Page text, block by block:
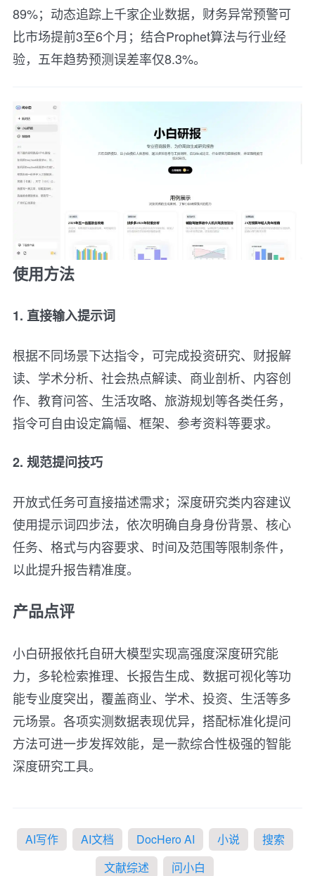
89%；动态追踪上千家企业数据，财务异常预警可
比市场提前3至6个月；结合Prophet算法与行业经
验，五年趋势预测误差率仅8.3%。
使用方法
1. 直接输入提示词
根据不同场景下达指令，可完成投资研究、财报解
读、学术分析、社会热点解读、商业剖析、内容创
作、教育问答、生活攻略、旅游规划等各类任务，
指令可自由设定篇幅、框架、参考资料等要求。
2. 规范提问技巧
开放式任务可直接描述需求；深度研究类内容建议
使用提示词四步法，依次明确自身身份背景、核心
任务、格式与内容要求、时间及范围等限制条件，
以此提升报告精准度。
产品点评
小白研报依托自研大模型实现高强度深度研究能
力，多轮检索推理、长报告生成、数据可视化等功
能专业度突出，覆盖商业、学术、投资、生活等多
元场景。各项实测数据表现优异，搭配标准化提问
方法可进一步发挥效能，是一款综合性极强的智能
深度研究工具。
AI写作 AI文档 DocHero AI 小说
搜索
文献综述
问小白